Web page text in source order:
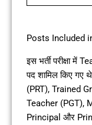
Posts Included
इस भर्ती परीक्षा में
पद शामिल किए गए
(PRT), Trained
Teacher (PGT),
Principal और